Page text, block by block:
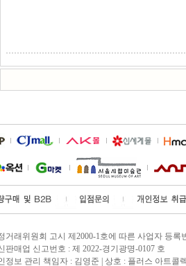
거래위원회 고시 제2000-1호에 따른 사업자 등록
판매업 신고번호 : 제 2022-경기광명-0107 호
정보 관리 책임자 : 김영준 | 상호 : 플러스 아트콜